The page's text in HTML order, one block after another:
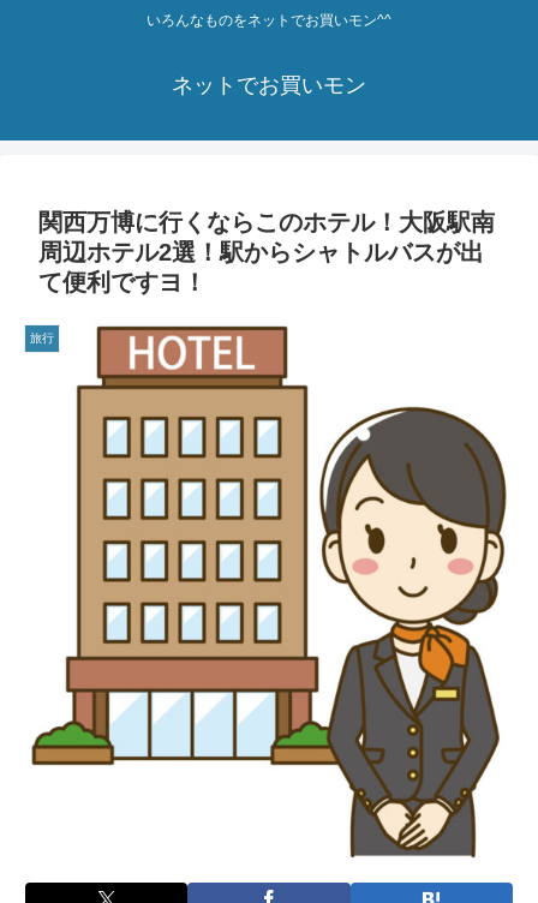
いろんなものをネットでお買いモン^^
ネットでお買いモン
関西万博に行くならこのホテル！大阪駅南
周辺ホテル2選！駅からシャトルバスが出
て便利ですヨ！
旅行